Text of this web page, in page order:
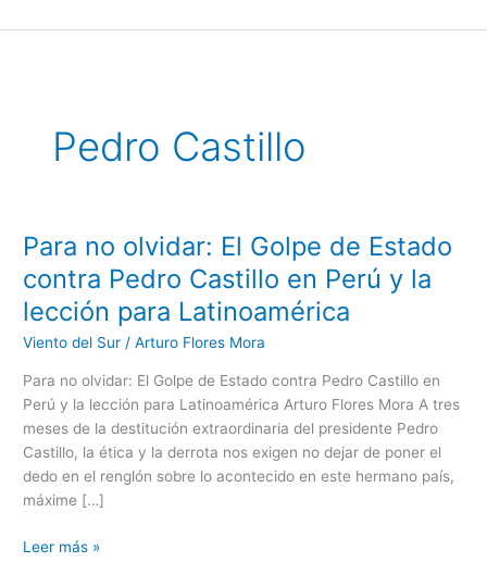
al
Pedro Castillo
Para no olvidar: El Golpe de Estado
contra Pedro Castillo en Perú y la
lección para Latinoamérica
Viento del Sur /Arturo Flores Mora
Para no olvidar: El Golpe de Estado contra Pedro Castillo en
Perú y la lección para Latinoamérica Arturo Flores Mora A tres
meses de la destitución extraordinaria del presidente Pedro
Castillo, la ética y la derrota nos exigen no dejar de poner el
dedo en el renglón sobre lo acontecido en este hermano país,
máxime […]
Para
olvidar:
El
Golpe
Estado
contra
Pedro
Castillo
en
Perú
la
Leer más »